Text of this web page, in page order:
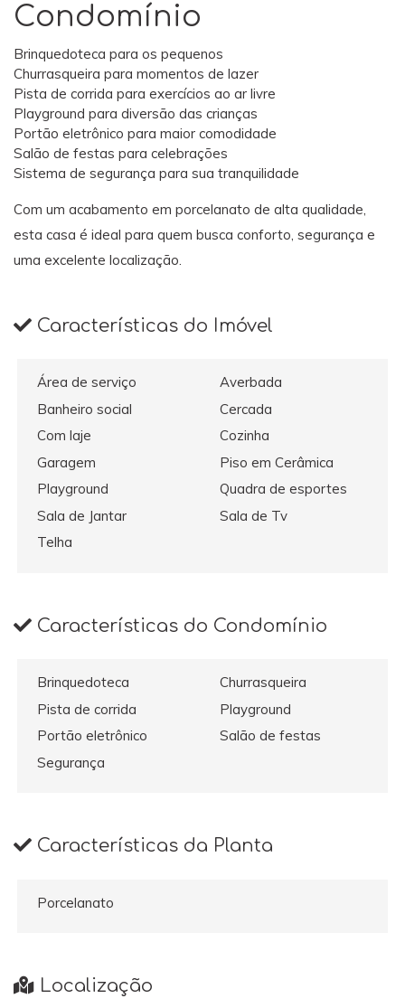
Condomínio
Brinquedoteca para os pequenos
Churrasqueira para momentos de lazer
Pista de corrida para exercícios ao ar livre
Playground para diversão das crianças
Portão eletrônico para maior comodidade
Salão de festas para celebrações
Sistema de segurança para sua tranquilidade
Com um acabamento em porcelanato de alta qualidade,
esta casa é ideal para quem busca conforto, segurança e
uma excelente localização.
Características do Imóvel
Área de serviço
Averbada
Banheiro social
Cercada
Com laje
Cozinha
Garagem
Piso em Cerâmica
Playground
Quadra de esportes
Sala de Jantar
Sala de Tv
Telha
Características do Condomínio
Brinquedoteca
Churrasqueira
Pista de corrida
Playground
Portão eletrônico
Salão de festas
Segurança
Características da Planta
Porcelanato
Localização